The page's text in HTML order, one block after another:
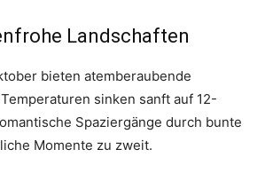
Landschaften
bieten atemberaubende
sinken sanft auf 12-
Spaziergänge durch bunte
Momente zu zweit.